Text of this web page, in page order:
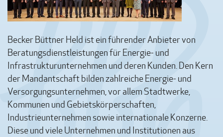
Becker Büttner Held ist ein führender Anbieter von
Beratungsdienstleistungen für Energie- und
Infrastrukturunternehmen und deren Kunden. Den Kern
der Mandantschaft bilden zahlreiche Energie- und
Versorgungsunternehmen, vor allem Stadtwerke,
Kommunen und Gebietskörperschaften,
Industrieunternehmen sowie internationale Konzerne.
Diese und viele Unternehmen und Institutionen aus